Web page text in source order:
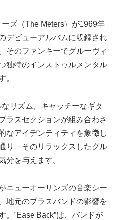
ズ（The Meters）が1969年
デビューアルバムに収録され
そのファンキーでグルーヴィ
独特のインストゥルメンタル
。
リズム、キャッチーなギタ
ラスセクションが組み合わさ
なアイデンティティを象徴し
り、そのリラックスしたグル
分を与えます。
ニューオーリンズの音楽シー
地元のブラスバンドの影響を
。”Ease Back”は、バンドが